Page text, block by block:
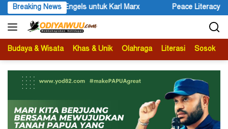
Langsung
ke
konten
Breaking NewsPeace Literacy Papua Gelar Diskusi Bertajuk
Budaya & Wisata Khas & Unik Olahraga Literasi Sosok